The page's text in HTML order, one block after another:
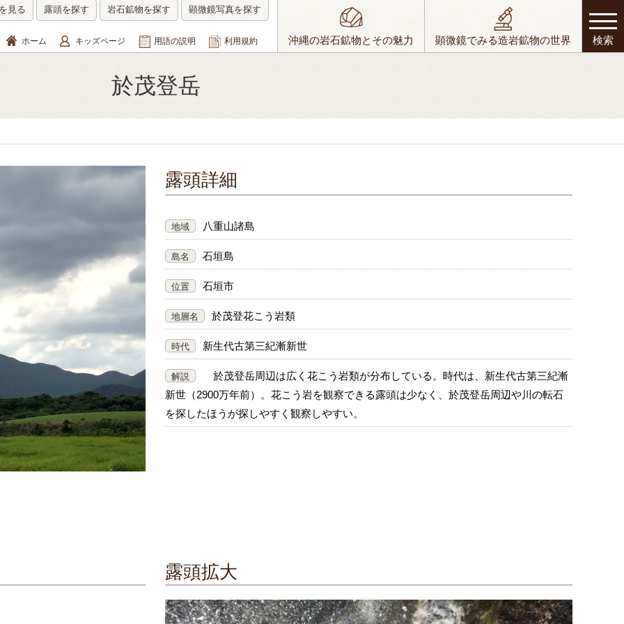
見る 露頭を探す 岩石鉱物を探す 顕微鏡写真を探す
ホーム キッズページ 用語の説明 利用規約 沖縄の岩石鉱物とその魅力 顕微鏡でみる造岩鉱物の世界 検索
於茂登岳
露頭詳細
地域 八重山諸島
島名 石垣島
位置 石垣市
地層名 於茂登花こう岩類
時代 新生代古第三紀漸新世
解説
於茂登岳周辺は広く花こう岩類が分布している。時代は、新生代古第三紀漸
新世（2900万年前）。花こう岩を観察できる露頭は少なく、於茂登岳周辺や川の転石
を探したほうが探しやすく観察しやすい。
露頭拡大